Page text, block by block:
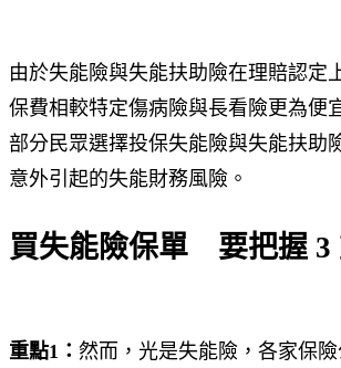
由於失能險與失能扶助險在理賠認定
保費相較特定傷病險與長看險更為便
部分民眾選擇投保失能險與失能扶助
意外引起的失能財務風險。
買失能險保單 要把握 3
重點1： 然而，光是失能險，各家保